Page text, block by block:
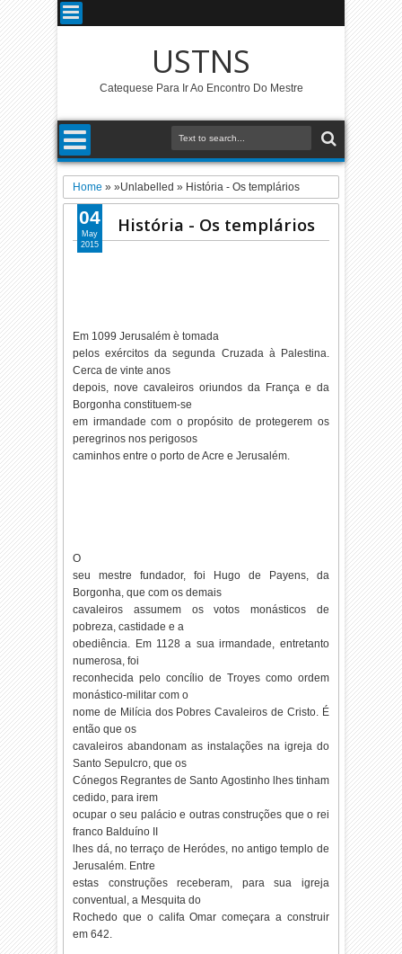
USTNS
Catequese Para Ir Ao Encontro Do Mestre
Home » »Unlabelled » História - Os templários
História - Os templários
Em 1099 Jerusalém è tomada
pelos exércitos da segunda Cruzada à Palestina.
Cerca de vinte anos
depois, nove cavaleiros oriundos da França e da
Borgonha constituem-se
em irmandade com o propósito de protegerem os
peregrinos nos perigosos
caminhos entre o porto de Acre e Jerusalém.
O
seu mestre fundador, foi Hugo de Payens, da
Borgonha, que com os demais
cavaleiros assumem os votos monásticos de
pobreza, castidade e a
obediência. Em 1128 a sua irmandade, entretanto
numerosa, foi
reconhecida pelo concílio de Troyes como ordem
monástico-militar com o
nome de Milícia dos Pobres Cavaleiros de Cristo. É
então que os
cavaleiros abandonam as instalações na igreja do
Santo Sepulcro, que os
Cónegos Regrantes de Santo Agostinho lhes tinham
cedido, para irem
ocupar o seu palácio e outras construções que o rei
franco Balduíno II
lhes dá, no terraço de Heródes, no antigo templo de
Jerusalém. Entre
estas construções receberam, para sua igreja
conventual, a Mesquita do
Rochedo que o califa Omar começara a construir
em 642.
04
May
2015